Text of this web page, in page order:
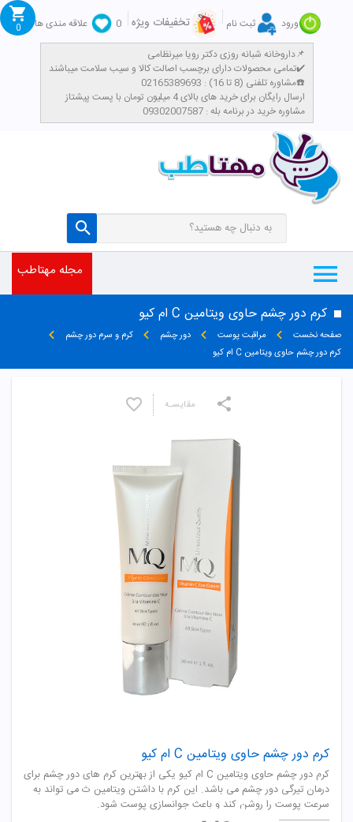
ورود ثبت نام تخفیفات ویژه 0
علاقه مندی ها
داروخانه شبانه روزی دکتر رویا میرنظامی📌
تمامی محصولات دارای برچسب اصالت کالا و سیب سلامت میباشند✔️
مشاوره تلفنی (8 تا 16) : 02165389693☎️
​ارسال رایگان برای خرید های بالای 4 میلیون تومان با پست پیشتاز
مشاوره خرید در برنامه بله : 09302007587
0
مجله مهتاطب
کرم دور چشم حاوی ویتامین C ام کیو
صفحه نخست مراقبت پوست دور چشم
کرم و سرم دور چشم
کرم دور چشم حاوی ویتامین C ام کیو
کرم دور چشم حاوی ویتامین C ام کیو
کرم دور چشم حاوی ویتامین C ام کیو یکی از بهترین کرم های دور چشم برای
درمان تیرگی دور چشم می باشد. این کرم با داشتن ویتامین ث می تواند به
سرعت پوست را روشن کند و باعث جوانسازی پوست شود.
مقایسـه